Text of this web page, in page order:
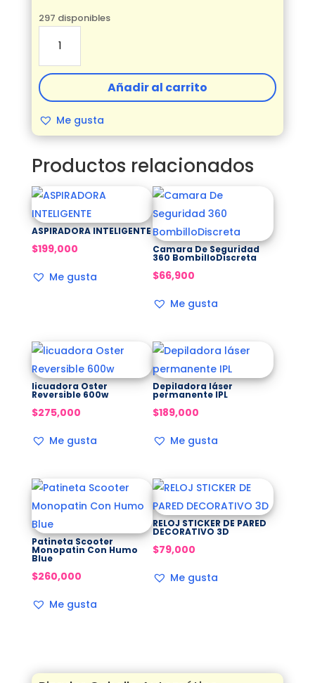
297 disponibles
Cabello
Automático
Inalámbrico
cantidad
Añadir al carrito
Me gusta
Productos relacionados
ASPIRADORA INTELIGENTE
$199,000
Me gusta
Camara De Seguridad
360 BombilloDiscreta
$66,900
Me gusta
licuadora Oster
Reversible 600w
$275,000
Me gusta
Depiladora láser
permanente IPL
$189,000
Me gusta
Patineta Scooter
Monopatin Con Humo
Blue
$260,000
Me gusta
RELOJ STICKER DE PARED
DECORATIVO 3D
$79,000
Me gusta